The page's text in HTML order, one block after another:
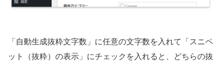
「自動生成抜粋文字数」に任意の文字数を入れて「スニペ
ット（抜粋）の表示」にチェックを入れると、どちらの抜